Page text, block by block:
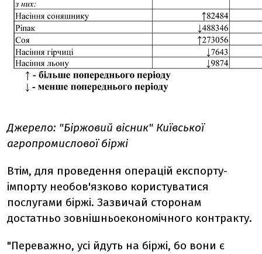
Джерело: "Біржовий вісник" Київської
агропромислової біржі
Втім, для проведення операцій експорту-
імпорту необов'язково користуватися
послугами біржі. Зазвичай сторонам
достатньо зовнішньоекономічного контракту.
"Переважно, усі йдуть на біржі, бо вони є